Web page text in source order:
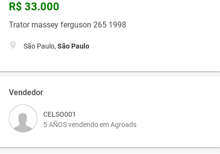
R$ 33.000
Trator massey ferguson 265 1998
São Paulo, São Paulo
Vendedor
CELSO001
5 AÑOS vendendo em Agroads